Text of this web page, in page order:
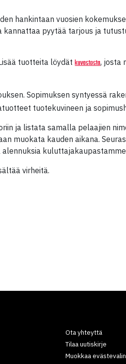
hankintaan vuosien
pyytää tarjous ja
tuotteita löydätkuvastosta, josta
Sopimuksen syntyessä
tuotekuvineen ja
ja listata samalla pelaajien
muokata kauden aikana.
virheitä.
Ota yhteyttä
Tilaa uutiskirje
Muokkaa